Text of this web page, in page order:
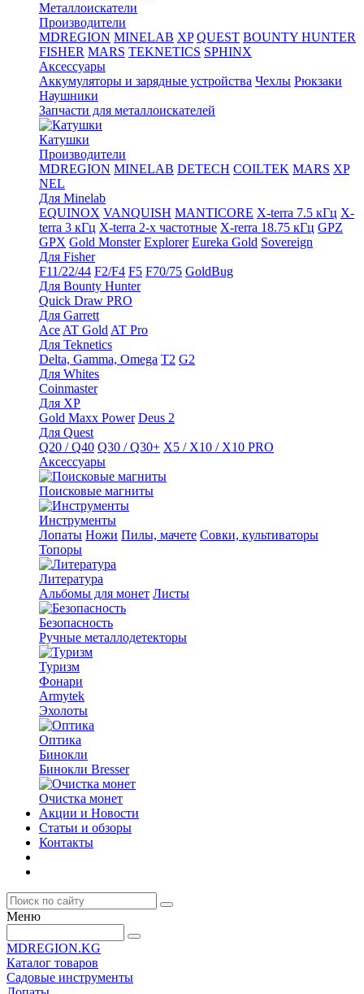
Металлоискатели
Производители
MDREGION MINELAB XP QUEST BOUNTY HUNTER
FISHER MARS TEKNETICS SPHINX
Аксессуары
Аккумуляторы и зарядные устройства Чехлы Рюкзаки
Наушники
Запчасти для металлоискателей
Катушки
Производители
MDREGION MINELAB DETECH COILTEK MARS XP
NEL
Для Minelab
EQUINOX VANQUISH MANTICORE X-terra 7.5 кГц X-
terra 3 кГц X-terra 2-х частотные X-rerra 18.75 кГц GPZ
GPX Gold Monster Explorer Eureka Gold Sovereign
Для Fisher
F11/22/44 F2/F4 F5 F70/75 GoldBug
Для Bounty Hunter
Quick Draw PRO
Для Garrett
Ace AT Gold AT Pro
Для Teknetics
Delta, Gamma, Omega Т2 G2
Для Whites
Coinmaster
Для XP
Gold Maxx Power Deus 2
Для Quest
Q20 / Q40 Q30 / Q30+ X5 / X10 / X10 PRO
Аксессуары
Поисковые магниты
Инструменты
Лопаты Ножи Пилы, мачете Совки, культиваторы
Топоры
Литература
Альбомы для монет Листы
Безопасность
Ручные металлодетекторы
Туризм
Фонари
Armytek
Эхолоты
Оптика
Бинокли
Бинокли Bresser
Очистка монет
Акции и Новости
Статьи и обзоры
Контакты
Меню
MDREGION.KG
Каталог товаров
Садовые инструменты